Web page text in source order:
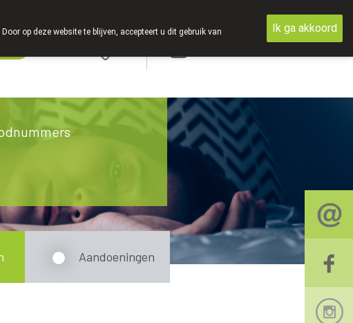
Aandoeningen
op deze website te blijven, accepteert u dit gebruik van
Ik ga akkoord